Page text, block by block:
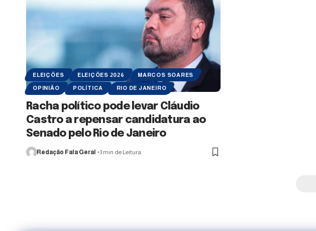
ELEIÇÕES ELEIÇÕES 2026 MARCOS SOARES
OPINIÃO POLÍTICA RIO DE JANEIRO
Racha político pode levar Cláudio
Castro a repensar candidatura ao
Senado pelo Rio de Janeiro
Redação Fala Geral 3 min de Leitura